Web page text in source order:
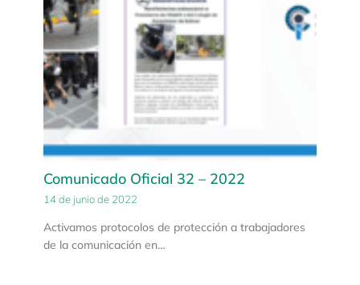
Comunicado Oficial 32 – 2022
14 de junio de 2022
Activamos protocolos de protección a trabajadores
de la comunicación en…